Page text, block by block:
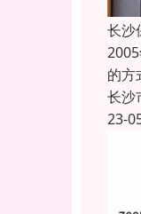
长沙
的方
长沙
23-